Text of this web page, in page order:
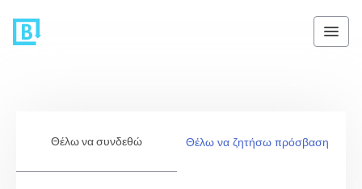
Θέλω να συνδεθώ Θέλω να ζητήσω πρόσβαση